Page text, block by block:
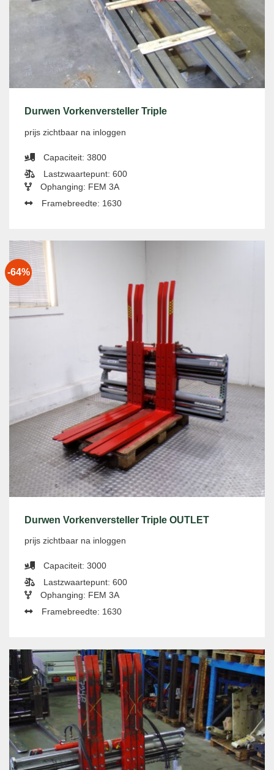
Durwen Vorkenversteller Triple
prijs zichtbaar na inloggen
Capaciteit: 3800
Lastzwaartepunt: 600
Ophanging: FEM 3A
Framebreedte: 1630
-64%
Durwen Vorkenversteller Triple OUTLET
prijs zichtbaar na inloggen
Capaciteit: 3000
Lastzwaartepunt: 600
Ophanging: FEM 3A
Framebreedte: 1630